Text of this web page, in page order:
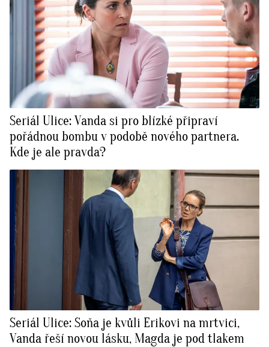
Seriál Ulice: Vanda si pro blízké připraví
pořádnou bombu v podobě nového partnera.
Kde je ale pravda?
Seriál Ulice: Soňa je kvůli Erikovi na mrtvici,
Vanda řeší novou lásku, Magda je pod tlakem